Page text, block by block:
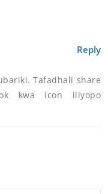
Reply
Tafadhali share
kwa icon iliyopo